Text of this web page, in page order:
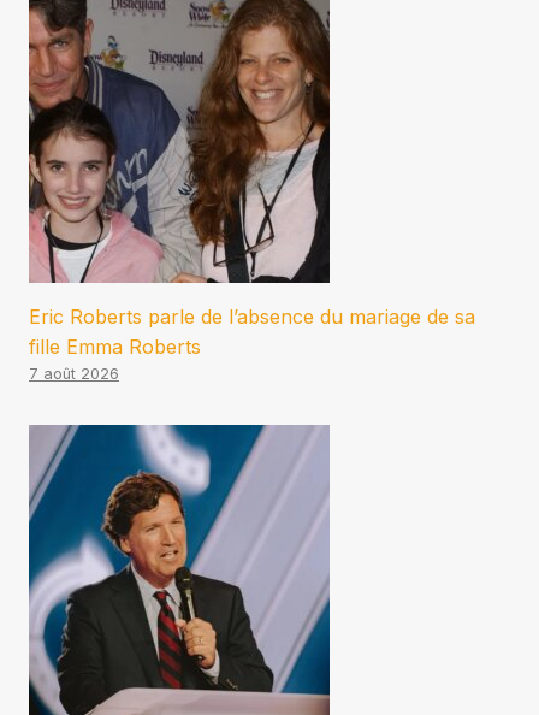
Eric Roberts parle de l’absence du mariage de sa
fille Emma Roberts
7 août 2026